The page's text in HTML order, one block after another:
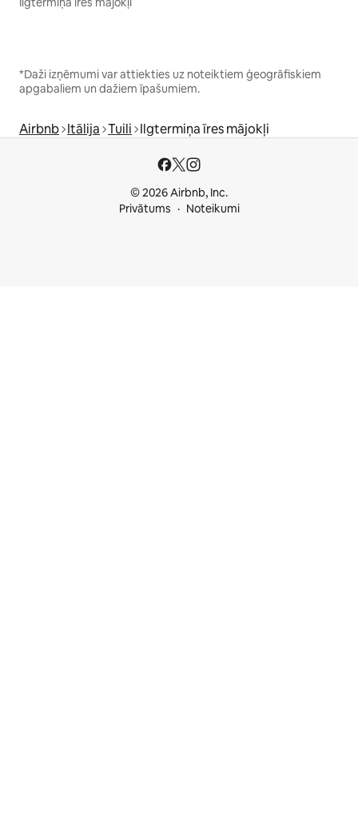
*Daži izņēmumi var attiekties uz noteiktiem ģeogrāfiskiem
apgabaliem un dažiem īpašumiem.
Airbnb Itālija Tuili Ilgtermiņa īres mājokļi
© 2026 Airbnb, Inc.
Privātums
Noteikumi